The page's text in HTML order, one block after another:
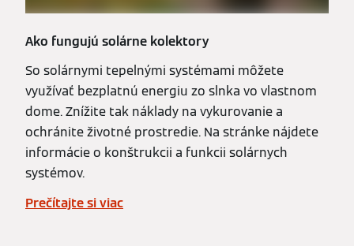
Ako fungujú solárne kolektory
So solárnymi tepelnými systémami môžete
využívať bezplatnú energiu zo slnka vo vlastnom
dome. Znížite tak náklady na vykurovanie a
ochránite životné prostredie. Na stránke nájdete
informácie o konštrukcii a funkcii solárnych
systémov.
Prečítajte si viac